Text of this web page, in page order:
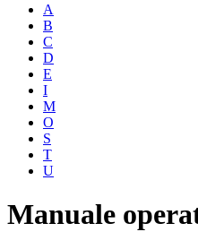
A
B
C
D
E
I
M
O
S
T
U
Manuale